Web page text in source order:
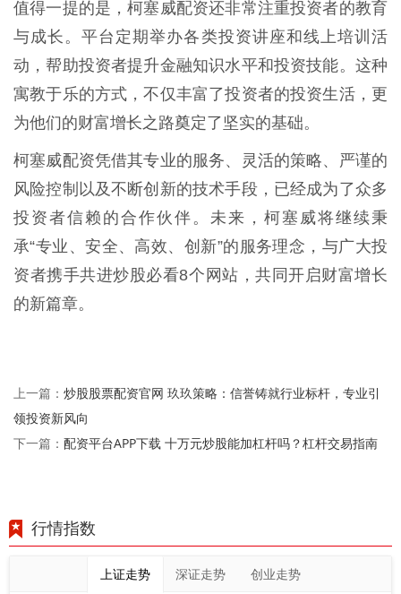
值得一提的是，柯塞威配资还非常注重投资者的教育
与成长。平台定期举办各类投资讲座和线上培训活
动，帮助投资者提升金融知识水平和投资技能。这种
寓教于乐的方式，不仅丰富了投资者的投资生活，更
为他们的财富增长之路奠定了坚实的基础。
柯塞威配资凭借其专业的服务、灵活的策略、严谨的
风险控制以及不断创新的技术手段，已经成为了众多
投资者信赖的合作伙伴。未来，柯塞威将继续秉
承“专业、安全、高效、创新”的服务理念，与广大投
资者携手共进炒股必看8个网站，共同开启财富增长
的新篇章。
上一篇： 炒股股票配资官网 玖玖策略：信誉铸就行业标杆，专业引
领投资新风向
下一篇： 配资平台APP下载 十万元炒股能加杠杆吗？杠杆交易指南
行情指数
上证走势 深证走势 创业走势